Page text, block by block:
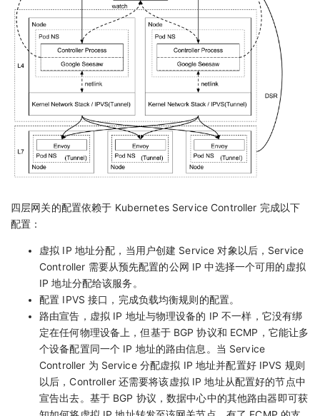
四层网关的配置依赖于 Kubernetes Service Controller 完成以下
配置：
虚拟 IP 地址分配，当用户创建 Service 对象以后，Service
Controller 需要从预先配置的公网 IP 中选择一个可用的虚拟
IP 地址分配给该服务。
配置 IPVS 接口，完成负载均衡规则的配置。
路由宣告，虚拟 IP 地址与物理设备的 IP 不一样，它没有绑
定在任何物理设备上，但基于 BGP 协议和 ECMP，它能让多
个设备配置同一个 IP 地址的路由信息。当 Service
Controller 为 Service 分配虚拟 IP 地址并配置好 IPVS 规则
以后，Controller 还需要将该虚拟 IP 地址从配置好的节点中
宣告出去。基于 BGP 协议，数据中心中的其他路由器即可获